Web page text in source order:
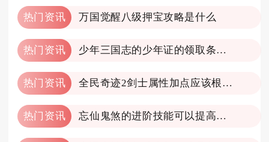
热门资讯 万国觉醒八级押宝攻略是什么
热门资讯 少年三国志的少年证的领取条件是什么
热门资讯 全民奇迹2剑士属性加点应该根据什么来决策
热门资讯 忘仙鬼煞的进阶技能可以提高实力吗